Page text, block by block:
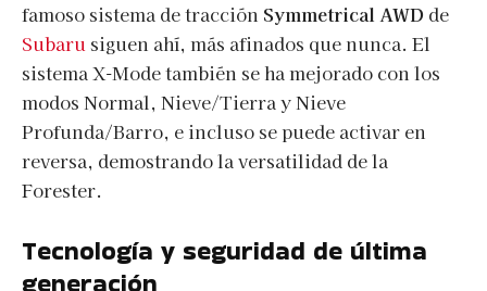
famoso sistema de tracción Symmetrical AWD de
Subarusiguen ahí, más afinados que nunca. El
sistema X-Mode también se ha mejorado con los
modos Normal, Nieve/Tierra y Nieve
Profunda/Barro, e incluso se puede activar en
reversa, demostrando la versatilidad de la
Forester.
Tecnología y seguridad de última
generación